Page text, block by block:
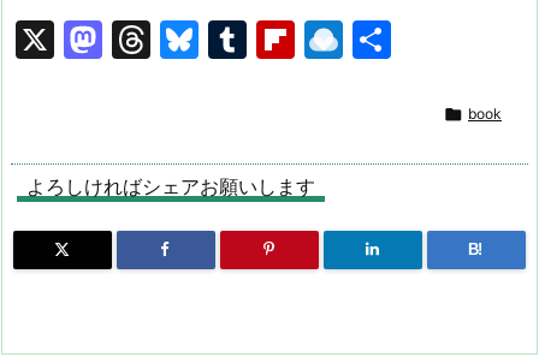
X
M
o
d
o
n
T
a
d
s
Bl
s
k
y
T
bl
r
Fl
o
ar
d
R
dr
p.
io
 book
よろしければシェアお願いします
B!